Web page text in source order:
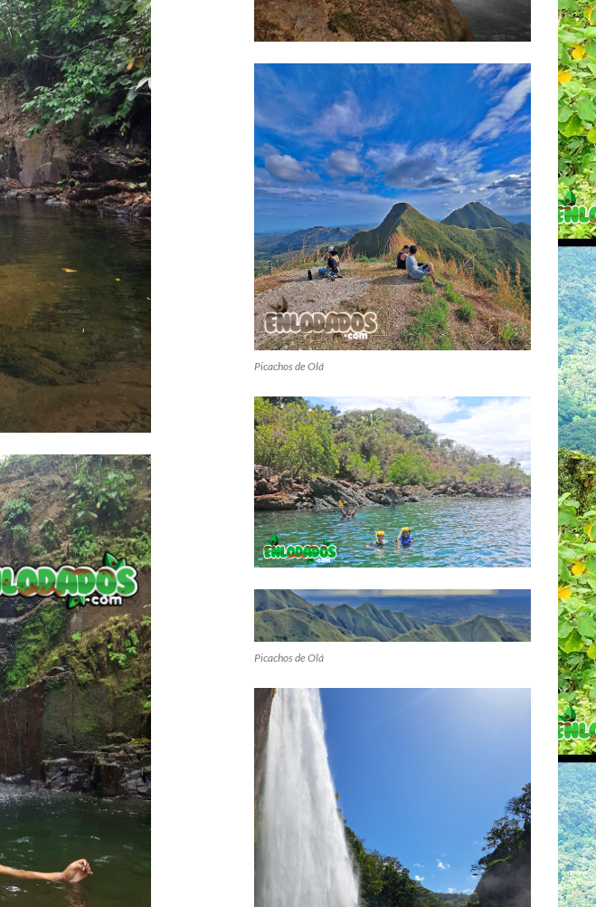
Picachos de Olá
Picachos de Olá